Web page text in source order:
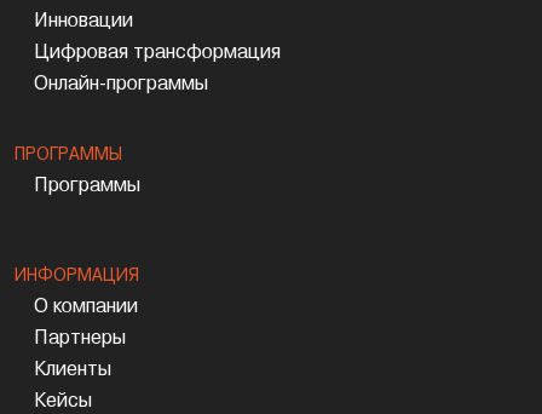
Инновации
Цифровая трансформация
Онлайн-программы
ПРОГРАММЫ
Программы
ИНФОРМАЦИЯ
О компании
Партнеры
Клиенты
Кейсы